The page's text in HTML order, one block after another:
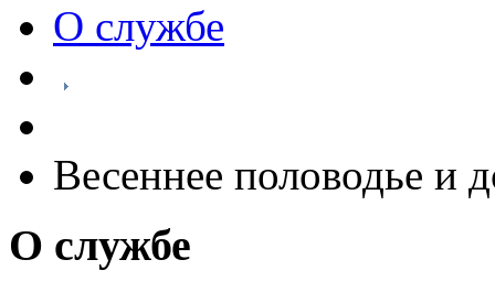
О службе
Весеннее половодье и
О службе